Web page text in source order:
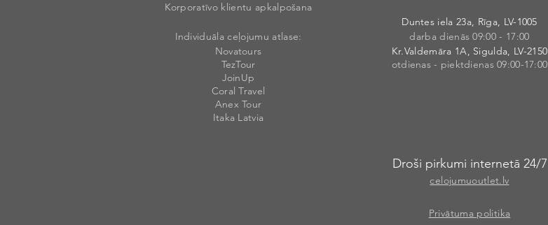
Korporatīvo klientu apkalpošana
Individuāla ceļojumu atlase:
Novatours
TezTour
JoinUp
Coral Travel
Anex Tour
Itaka Latvia
Duntes iela 23a, Rīga, LV-1005
darba dienās 09:00 - 17:00
Kr.Valdemāra 1A, Sigulda, LV-2150
otdienas - piektdienas 09:00-17:00
Droši pirkumi internetā 24/7
celojumuoutlet.lv
Privātuma politika